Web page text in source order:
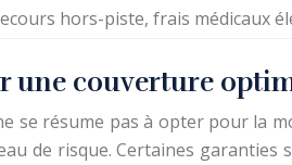
hors-piste, frais médicaux
une couverture
se résume pas à opter pour la
de risque. Certaines